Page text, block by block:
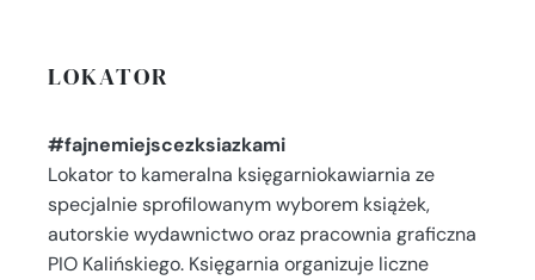
LOKATOR
#fajnemiejscezksiazkami
Lokator to kameralna księgarniokawiarnia ze
specjalnie sprofilowanym wyborem książek,
autorskie wydawnictwo oraz pracownia graficzna
PIO Kalińskiego. Księgarnia organizuje liczne